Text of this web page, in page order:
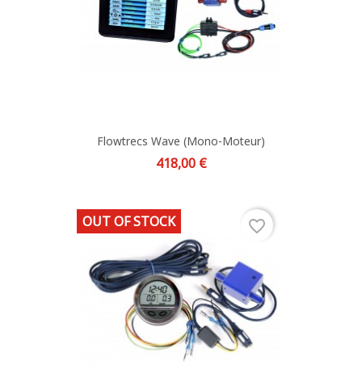
Flowtrecs Wave (mono-Moteur)
Prix
418,00 €
OUT OF STOCK favorite_border